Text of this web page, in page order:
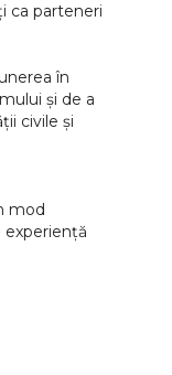
ca parteneri
în
și de a
civile și
mod
experiență